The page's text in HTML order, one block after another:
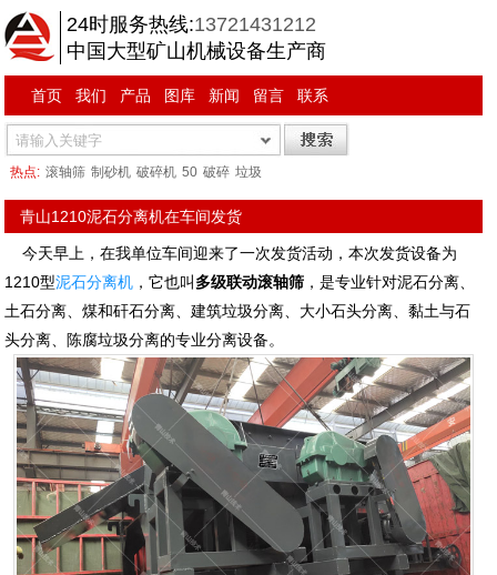
24时服务热线:13721431212
中国大型矿山机械设备生产商
首页 我们 产品 图库 新闻 留言 联系
热点: 滚轴筛 制砂机 破碎机 50 破碎 垃圾
青山1210泥石分离机在车间发货
今天早上，在我单位车间迎来了一次发货活动，本次发货设备为
1210型泥石分离机 ，它也叫 多级联动滚轴筛 ，是专业针对泥石分离、
土石分离、煤和矸石分离、建筑垃圾分离、大小石头分离、黏土与石
头分离、陈腐垃圾分离的专业分离设备。